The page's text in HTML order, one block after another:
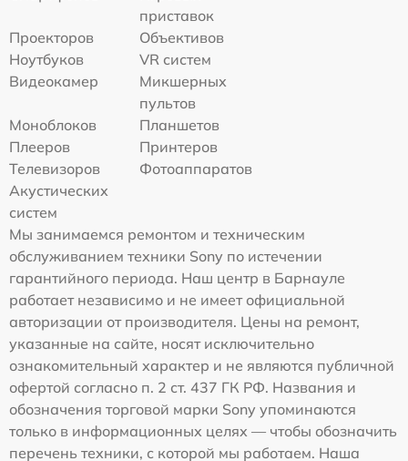
приставок
Проекторов
Объективов
Ноутбуков
VR систем
Видеокамер
Микшерных
пультов
Моноблоков
Планшетов
Плееров
Принтеров
Телевизоров
Фотоаппаратов
Акустических
систем
Мы занимаемся ремонтом и техническим
обслуживанием техники Sony по истечении
гарантийного периода. Наш центр в Барнауле
работает независимо и не имеет официальной
авторизации от производителя. Цены на ремонт,
указанные на сайте, носят исключительно
ознакомительный характер и не являются публичной
офертой согласно п. 2 ст. 437 ГК РФ. Названия и
обозначения торговой марки Sony упоминаются
только в информационных целях — чтобы обозначить
перечень техники, с которой мы работаем. Наша